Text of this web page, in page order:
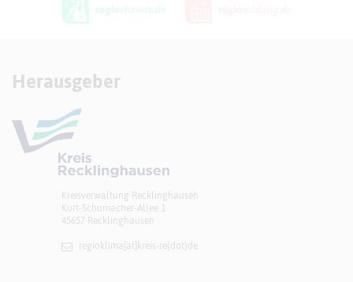
Herausgeber
Kreisverwaltung Recklinghausen
Kurt-Schumacher-Allee 1
45657 Recklinghausen
regioklima[at]​kreis-re(dot)de